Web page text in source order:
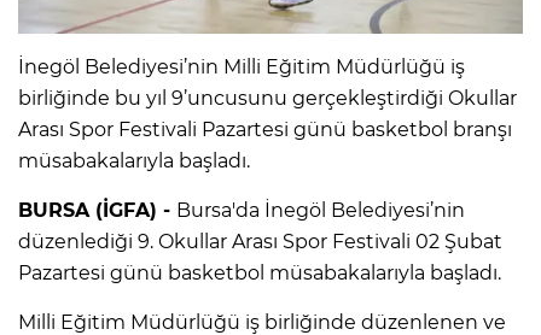
İnegöl Belediyesi’nin Milli Eğitim Müdürlüğü iş
birliğinde bu yıl 9’uncusunu gerçekleştirdiği Okullar
Arası Spor Festivali Pazartesi günü basketbol branşı
müsabakalarıyla başladı.
BURSA (İGFA) - Bursa'da İnegöl Belediyesi’nin
düzenlediği 9. Okullar Arası Spor Festivali 02 Şubat
Pazartesi günü basketbol müsabakalarıyla başladı.
Milli Eğitim Müdürlüğü iş birliğinde düzenlenen ve